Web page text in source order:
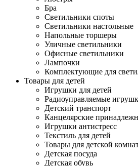
Бра
Светильники споты
Светильники настольные
Напольные торшеры
Уличные светильники
Офисные светильники
Лампочки
Комплектующие для
Товары для детей
Игрушки для детей
Радиоуправляемые
Детский транспорт
Канцелярские
Игрушки антистресс
Текстиль для детей
Товары для детской
Детская посуда
Детская обувь